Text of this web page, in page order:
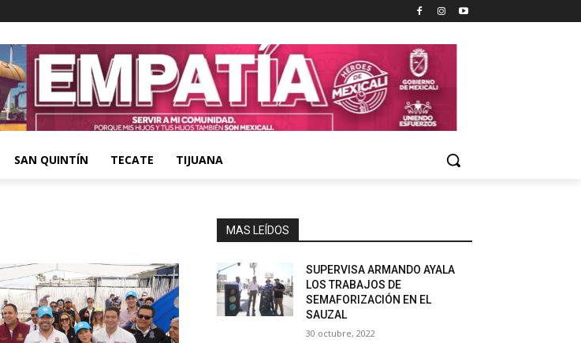
SAN QUINTÍN TECATE TIJUANA
MAS LEÍDOS
SUPERVISA ARMANDO AYALA
LOS TRABAJOS DE
SEMAFORIZACIÓN EN EL
SAUZAL
30 octubre, 2022